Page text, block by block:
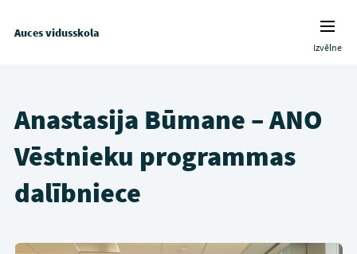
Auces vidusskola
Izvēlne
Anastasija Būmane – ANO
Vēstnieku programmas
dalībniece